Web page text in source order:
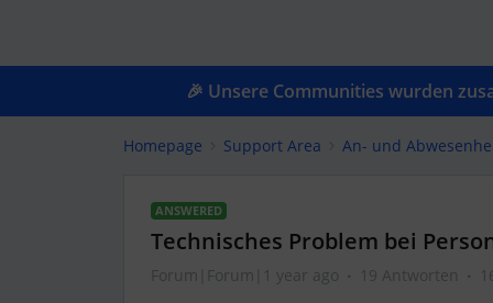
🎉 Unsere Communities wurden
Homepage Support Area An- und
ANSWERED
Technisches Problem bei
Forum|Forum|1 year ago 19 Antworten